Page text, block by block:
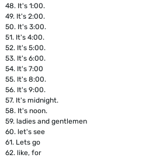
48. It's 1:00.
49. It's 2:00.
50. It's 3:00.
51. It's 4:00.
52. It's 5:00.
53. It's 6:00.
54. It's 7:00
55. It's 8:00.
56. It's 9:00.
57. It's midnight.
58. It's noon.
59. ladies and gentlemen
60. let's see
61. Lets go
62. like, for